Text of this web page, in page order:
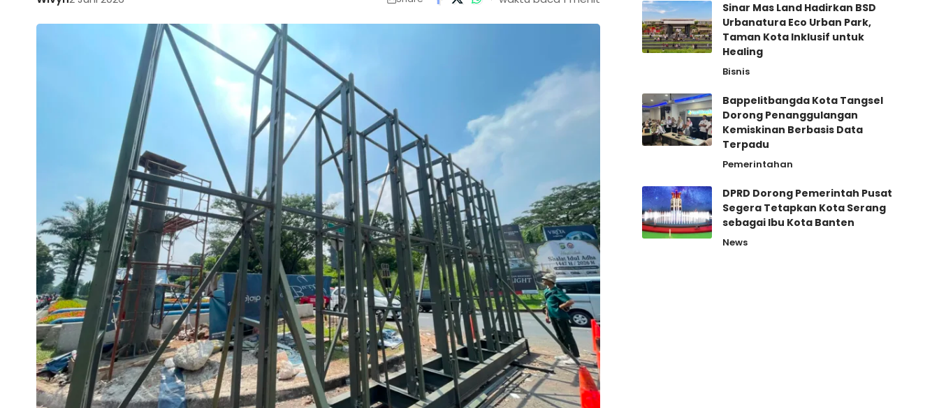
Sinar Mas Land Hadirkan BSD
Urbanatura Eco Urban Park,
Taman Kota Inklusif untuk
Healing
Bisnis
Bappelitbangda Kota Tangsel
Dorong Penanggulangan
Kemiskinan Berbasis Data
Terpadu
Pemerintahan
DPRD Dorong Pemerintah Pusat
Segera Tetapkan Kota Serang
sebagai Ibu Kota Banten
News